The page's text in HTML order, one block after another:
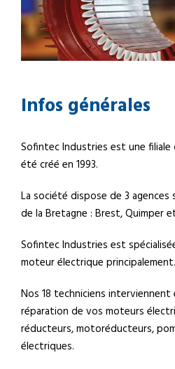
Infos générales
Sofintec Industries est une filiale
été créé en 1993.
La société dispose de 3
de la Bretagne : Brest, Quimper
Sofintec Industries est
moteur électrique principalement.
Nos 18 techniciens interviennent
réparation de vos moteurs
réducteurs, motoréducteurs,
électriques.